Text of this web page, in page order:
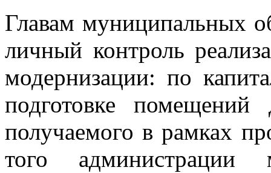
Главам муниципальных
личный контроль
модернизации: по
подготовке помещений
получаемого в рамках
того администрации